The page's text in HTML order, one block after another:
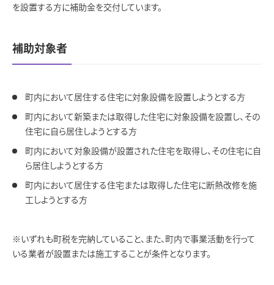
を設置する方に補助金を交付しています。
補助対象者
町内において居住する住宅に対象設備を設置しようとする方
町内において新築または取得した住宅に対象設備を設置し、その
住宅に自ら居住しようとする方
町内において対象設備が設置された住宅を取得し、その住宅に自
ら居住しようとする方
町内において居住する住宅または取得した住宅に断熱改修を施
工しようとする方
※いずれも町税を完納していること、また、町内で事業活動を行って
いる業者が設置または施工することが条件となります。